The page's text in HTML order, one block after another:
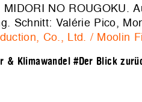
NO ROUGOKU.
Schnitt: Valérie Pico,
Co., Ltd. / Moolin
& Klimawandel #Der Blick